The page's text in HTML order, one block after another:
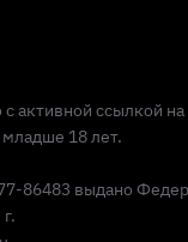
активной ссылкой
18 лет.
86483 выдано